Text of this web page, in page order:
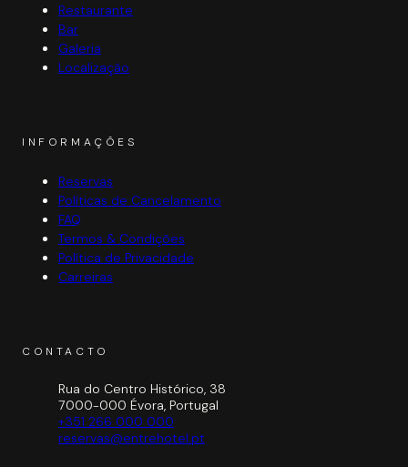
Restaurante
Bar
Galeria
Localização
INFORMAÇÕES
Reservas
Políticas de Cancelamento
FAQ
Termos & Condições
Política de Privacidade
Carreiras
CONTACTO
Rua do Centro Histórico, 38
7000-000 Évora, Portugal
+351 266 000 000
reservas@entrehotel.pt